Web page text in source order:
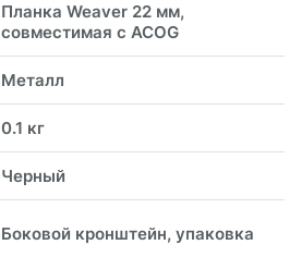
Планка Weaver 22 мм,
совместимая с ACOG
Металл
0.1 кг
Черный
Боковой кронштейн, упаковка